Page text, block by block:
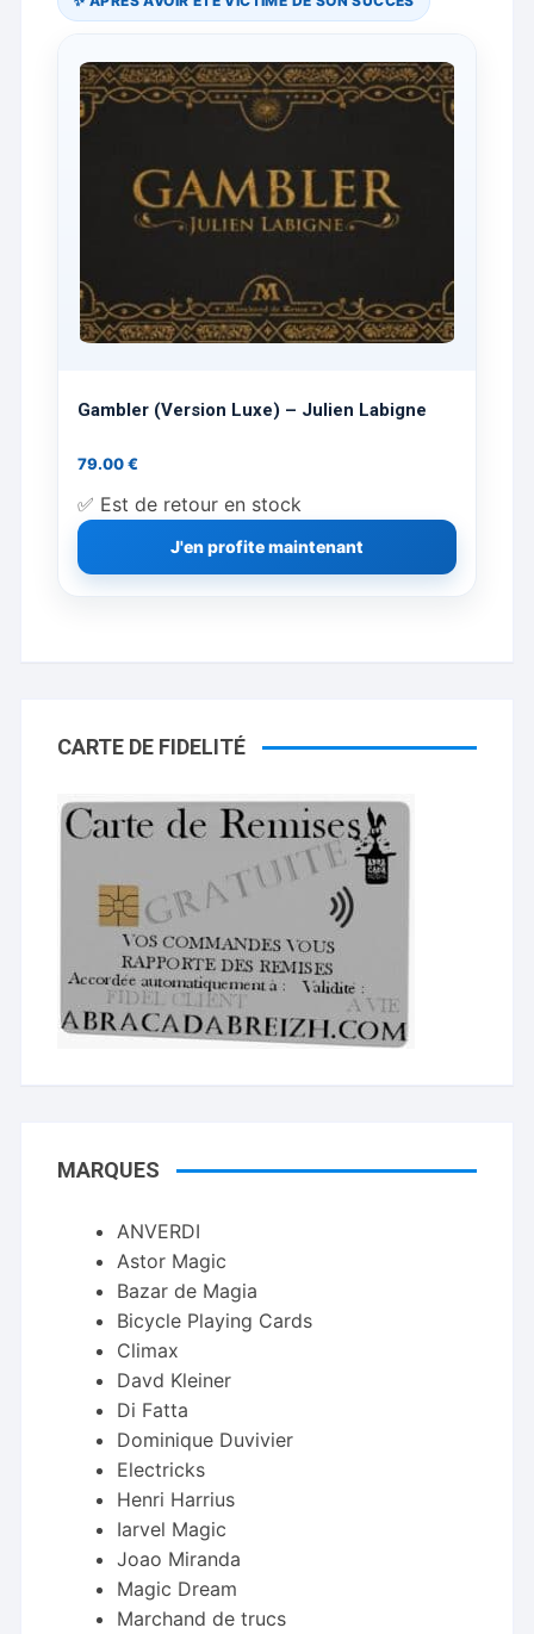
Gambler (Version Luxe) – Julien Labigne
79.00€
✅ Est de retour en stock
J'en profite maintenant
CARTE DE FIDELITÉ
MARQUES
ANVERDI
Astor Magic
Bazar de Magia
Bicycle Playing Cards
Climax
Davd Kleiner
Di Fatta
Dominique Duvivier
Electricks
Henri Harrius
Iarvel Magic
Joao Miranda
Magic Dream
Marchand de trucs